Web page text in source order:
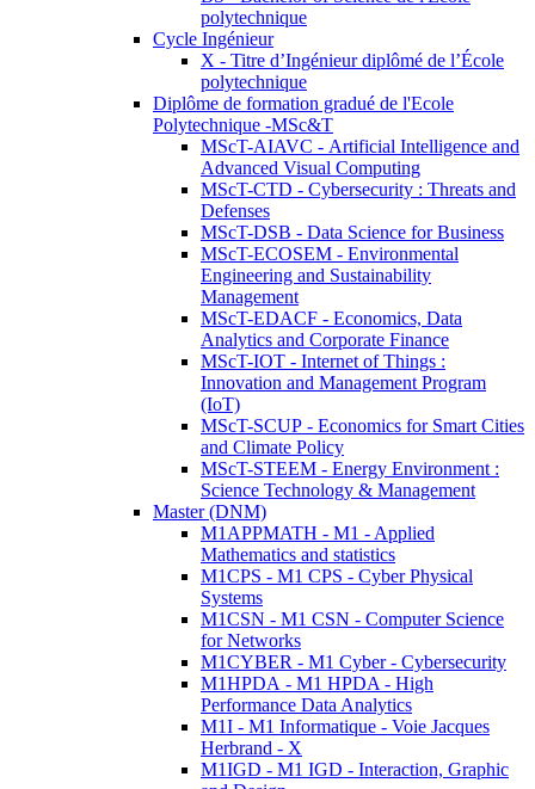
polytechnique
Cycle Ingénieur
X - Titre d’Ingénieur diplômé de l’École
polytechnique
Diplôme de formation gradué de l'Ecole
Polytechnique -MSc&T
MScT-AIAVC - Artificial Intelligence and
Advanced Visual Computing
MScT-CTD - Cybersecurity : Threats and
Defenses
MScT-DSB - Data Science for Business
MScT-ECOSEM - Environmental
Engineering and Sustainability
Management
MScT-EDACF - Economics, Data
Analytics and Corporate Finance
MScT-IOT - Internet of Things :
Innovation and Management Program
(IoT)
MScT-SCUP - Economics for Smart Cities
and Climate Policy
MScT-STEEM - Energy Environment :
Science Technology & Management
Master (DNM)
M1APPMATH - M1 - Applied
Mathematics and statistics
M1CPS - M1 CPS - Cyber Physical
Systems
M1CSN - M1 CSN - Computer Science
for Networks
M1CYBER - M1 Cyber - Cybersecurity
M1HPDA - M1 HPDA - High
Performance Data Analytics
M1I - M1 Informatique - Voie Jacques
Herbrand - X
M1IGD - M1 IGD - Interaction, Graphic